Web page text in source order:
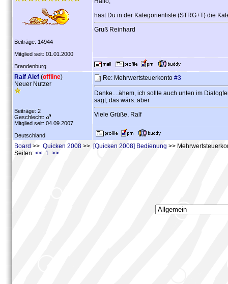
Beiträge: 14944
Mitglied seit: 01.01.2000
Brandenburg
hast Du in der Kategorienliste (STRG+T) die
Gruß Reinhard
Ralf Alef (offline)
Neuer Nutzer
Beiträge: 2
Geschlecht:
Mitglied seit: 04.09.2007
Deutschland
Re: Mehrwertsteuerkonto #3
Danke....ähem, ich sollte auch unten im
sagt, das wärs..aber
Viele Grüße, Ralf
Board >> Quicken 2008 >> [Quicken 2008] Bedienung >>
Seiten: << 1 >>